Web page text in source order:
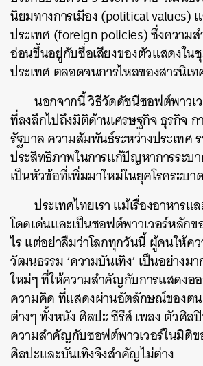
นิยมทางการเมือง (political values)
ประเทศ (foreign policies) ซึ่งความส
อ่อนขึ้นอยู่กับชื่อเสียงของตัวแสดงใน
ประเทศ ตลอดจนการไหลของสารนิเ
นอกจากนี้วิธีวัดดัชนีซอฟต์พาวเ
ที่ลงลึกไปถึงมิติด้านเศรษฐกิจ ธุรกิจ ก
รัฐบาล ความสัมพันธ์ระหว่างประเทศ
ประสิทธิภาพในการแก้ปัญหาการระบ
เป็นหัวข้อที่เพิ่มมาใหม่ในยุคโรคระบา
ประเทศไทยเรา แม้เรื่องอาหารแ
โดดเด่นและเป็นซอฟต์พาวเวอร์หลัก
ไร แต่อย่าลืมว่าโลกทุกวันนี้ ผู้คนให้ค
วัฒนธรรม ‘ความบันเทิง’ เป็นอย่างม
ใหม่ๆ ที่ให้ความสำคัญกับการแสดงอ
ความคิด ที่แสดงผ่านอัตลักษณ์ของตน
ต่างๆ ทั้งหนัง ศิลปะ ซีรีส์ เพลง ตัวศิล
ความสำคัญกับซอฟต์พาวเวอร์ในมิติ
ศิลปะและบันเทิงจึงสำคัญไม่ต่าง
ค้นหา
SHARE TWEET LINE